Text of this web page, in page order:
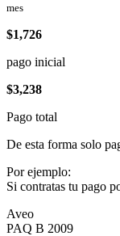
mes
$1,726
pago inicial
$3,238
Pago total
De esta forma solo
Por ejemplo:
Si contratas tu pago
Aveo
PAQ B 2009